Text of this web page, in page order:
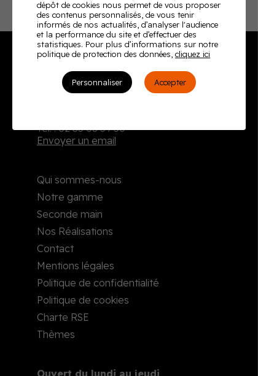
Burodoc
Tél. : 02 35 08 59 50
Envoyer un email
Qui sommes-nous
Notre gamme
Seconde main
Nos Réalisations
Contact
Mentions légales
Politique de confidentialité
Politique de cookies
Charte RSE
Thèmes
dépôt de cookies nous permet de vous proposer
des contenus personnalisés, de vous tenir
informés de nos actualités, d’analyser l'audience
et la performance du site et d’effectuer des
statistiques. Pour plus d’informations sur notre
politique de protection des données, cliquez ici
Personnaliser Accepter